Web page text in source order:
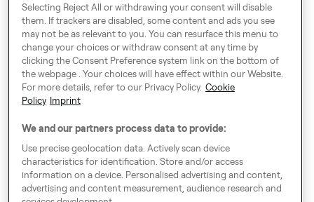
Налаштування щодо згоди
OWU, Polityka prywatności & Cookies
RODO
Selecting Reject All or withdrawing your consent will disable
them. If trackers are disabled, some content and ads you see
may not be as relevant to you. You can resurface this menu to
change your choices or withdraw consent at any time by
clicking the Consent Preference system link on the bottom of
the webpage . Your choices will have effect within our Website.
For more details, refer to our Privacy Policy. Cookie
Policy Imprint
We and our partners process data to provide:
Use precise geolocation data. Actively scan device
characteristics for identification. Store and/or access
information on a device. Personalised advertising and content,
advertising and content measurement, audience research and